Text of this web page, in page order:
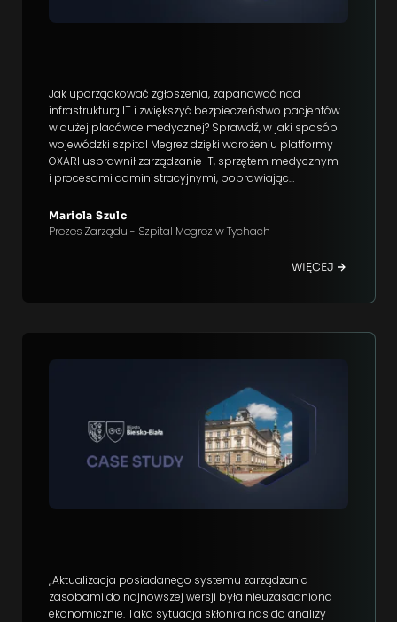
Jak uporządkować zgłoszenia, zapanować nad
infrastrukturą IT i zwiększyć bezpieczeństwo pacjentów
w dużej placówce medycznej? Sprawdź, w jaki sposób
wojewódzki szpital Megrez dzięki wdrożeniu platformy
OXARI usprawnił zarządzanie IT, sprzętem medycznym
i procesami administracyjnymi, poprawiając
Mariola Szulc
Prezes Zarządu - Szpital Megrez w Tychach
WIĘCEJ
„Aktualizacja posiadanego systemu zarządzania
zasobami do najnowszej wersji była nieuzasadniona
ekonomicznie. Taka sytuacja skłoniła nas do analizy